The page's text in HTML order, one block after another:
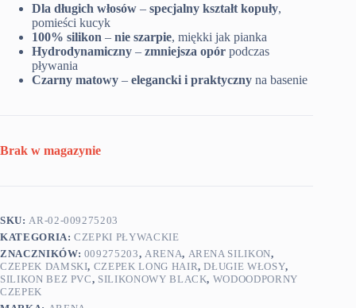
Dla długich włosów – specjalny kształt kopuły,
pomieści kucyk
100% silikon – nie szarpie, miękki jak pianka
Hydrodynamiczny – zmniejsza opór podczas
pływania
Czarny matowy – elegancki i praktyczny na basenie
Brak w magazynie
SKU: AR-02-009275203
KATEGORIA:CZEPKI PŁYWACKIE
ZNACZNIKÓW: 009275203, ARENA, ARENA SILIKON,
CZEPEK DAMSKI, CZEPEK LONG HAIR,DŁUGIE WŁOSY,
SILIKON BEZ PVC, SILIKONOWY BLACK, WODOODPORNY
CZEPEK